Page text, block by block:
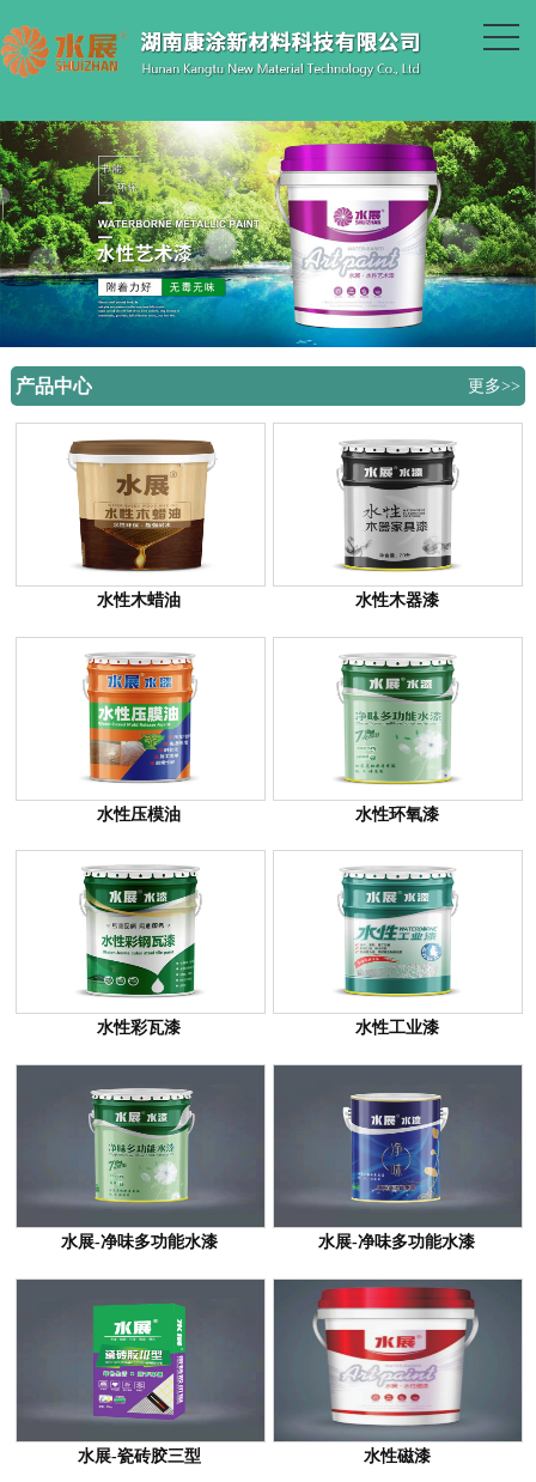
产品中心 更多>>
水性木蜡油 水性木器漆
水性压模油 水性环氧漆
水性彩瓦漆 水性工业漆
水展-净味多功能水漆 水展-净味多功能水漆
水展-瓷砖胶三型 水性磁漆